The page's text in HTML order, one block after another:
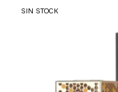
SIN STOCK